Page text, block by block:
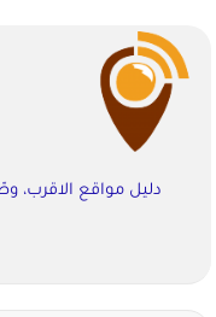
دليل مواقع الاقرب،